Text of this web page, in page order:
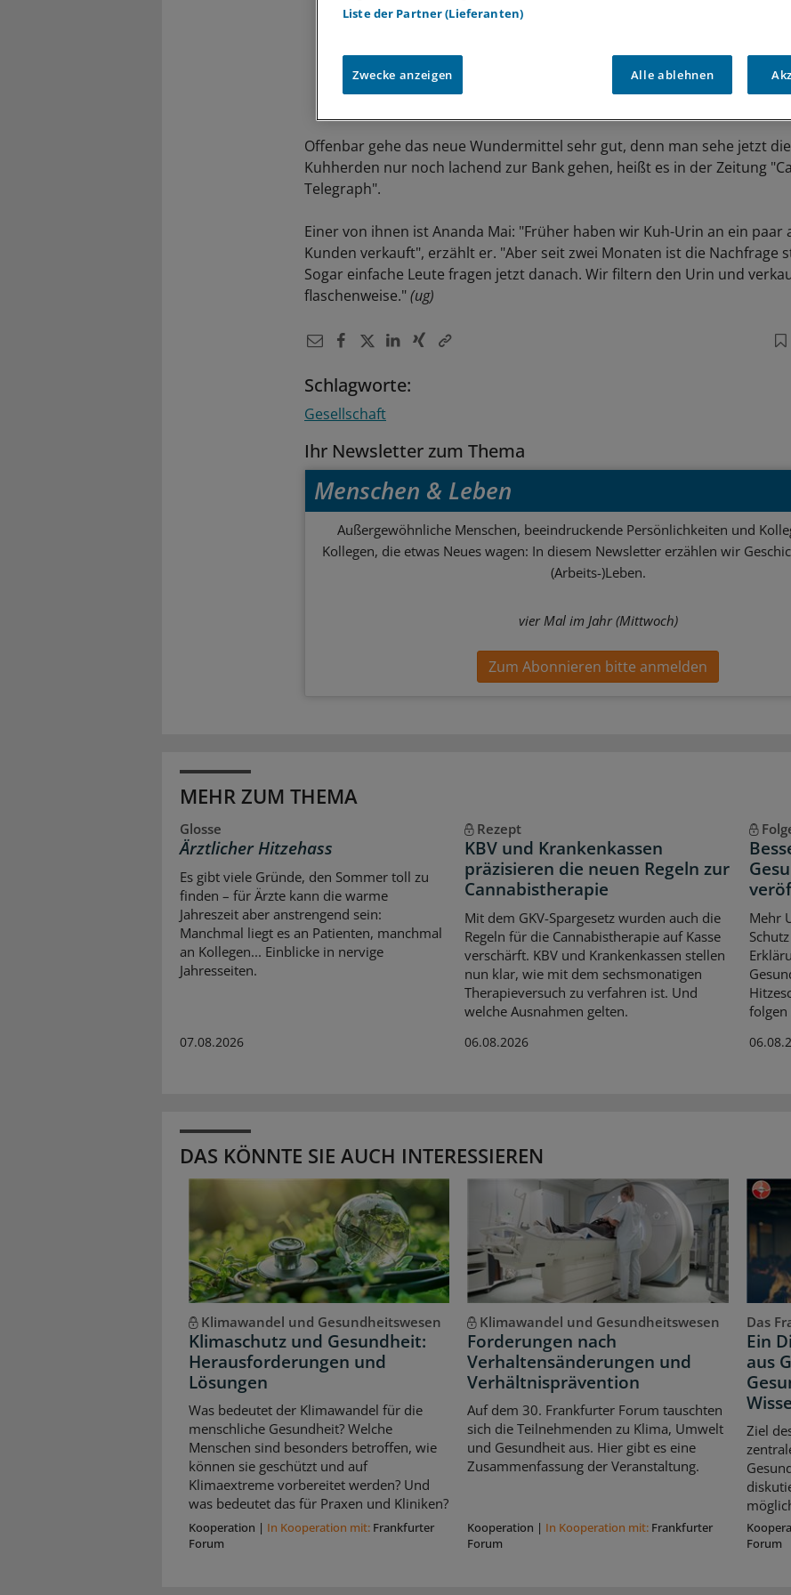
Offenbar gehe das neue Wundermittel sehr gut, denn man sehe jetzt
Kuhherden nur noch lachend zur Bank gehen, heißt es in der Zeitung
Telegraph".
Einer von ihnen ist Ananda Mai: "Früher haben wir Kuh-Urin an ein paar
Kunden verkauft", erzählt er. "Aber seit zwei Monaten ist die Nachfrage
Sogar einfache Leute fragen jetzt danach. Wir filtern den Urin und
flaschenweise."(ug)
Schlagworte:
Gesellschaft
Ihr Newsletter zum Thema
Menschen & Leben
Außergewöhnliche Menschen, beeindruckende Persönlichkeiten und
Kollegen, die etwas Neues wagen: In diesem Newsletter erzählen wir
(Arbeits-)Leben.
vier Mal im Jahr (Mittwoch)
Zum Abonnieren bitte anmelden
MEHR ZUM THEMA
Glosse
Ärztlicher Hitzehass
Es gibt viele Gründe, den Sommer toll zu
finden – für Ärzte kann die warme
Jahreszeit aber anstrengend sein:
Manchmal liegt es an Patienten, manchmal
an Kollegen... Einblicke in nervige
Jahresseiten.
07.08.2026
Rezept
KBV und Krankenkassen
präzisieren die neuen Regeln zur
Cannabistherapie
Mit dem GKV-Spargesetz wurden auch die
Regeln für die Cannabistherapie auf Kasse
verschärft. KBV und Krankenkassen stellen
nun klar, wie mit dem sechsmonatigen
Therapieversuch zu verfahren ist. Und
welche Ausnahmen gelten.
06.08.2026
Mehr
folgen
DAS KÖNNTE SIE AUCH INTERESSIEREN
Klimawandel und Gesundheitswesen
Klimaschutz und Gesundheit:
Herausforderungen und
Lösungen
Was bedeutet der Klimawandel für die
menschliche Gesundheit? Welche
Menschen sind besonders betroffen, wie
können sie geschützt und auf
Klimaextreme vorbereitet werden? Und
was bedeutet das für Praxen und Kliniken?
Kooperation | In Kooperation mit: Frankfurter
Forum
Klimawandel und Gesundheitswesen
Forderungen nach
Verhaltensänderungen und
Verhältnisprävention
Auf dem 30. Frankfurter Forum tauschten
sich die Teilnehmenden zu Klima, Umwelt
und Gesundheit aus. Hier gibt es eine
Zusammenfassung der Veranstaltung.
Kooperation | In Kooperation mit: Frankfurter
Forum
Das
Ein
aus
Ziel
Forum
Liste der Partner (Lieferanten)
Zwecke anzeigen Alle ablehnen